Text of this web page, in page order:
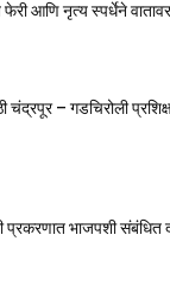
फेरी आणि नृत्य स्पर्धेने
चंद्रपूर – गडचिरोली
भाजपशी संबंधित